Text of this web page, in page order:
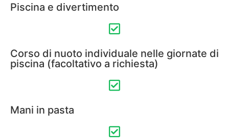
Piscina e divertimento
Corso di nuoto individuale nelle giornate di
piscina (facoltativo a richiesta)
Mani in pasta